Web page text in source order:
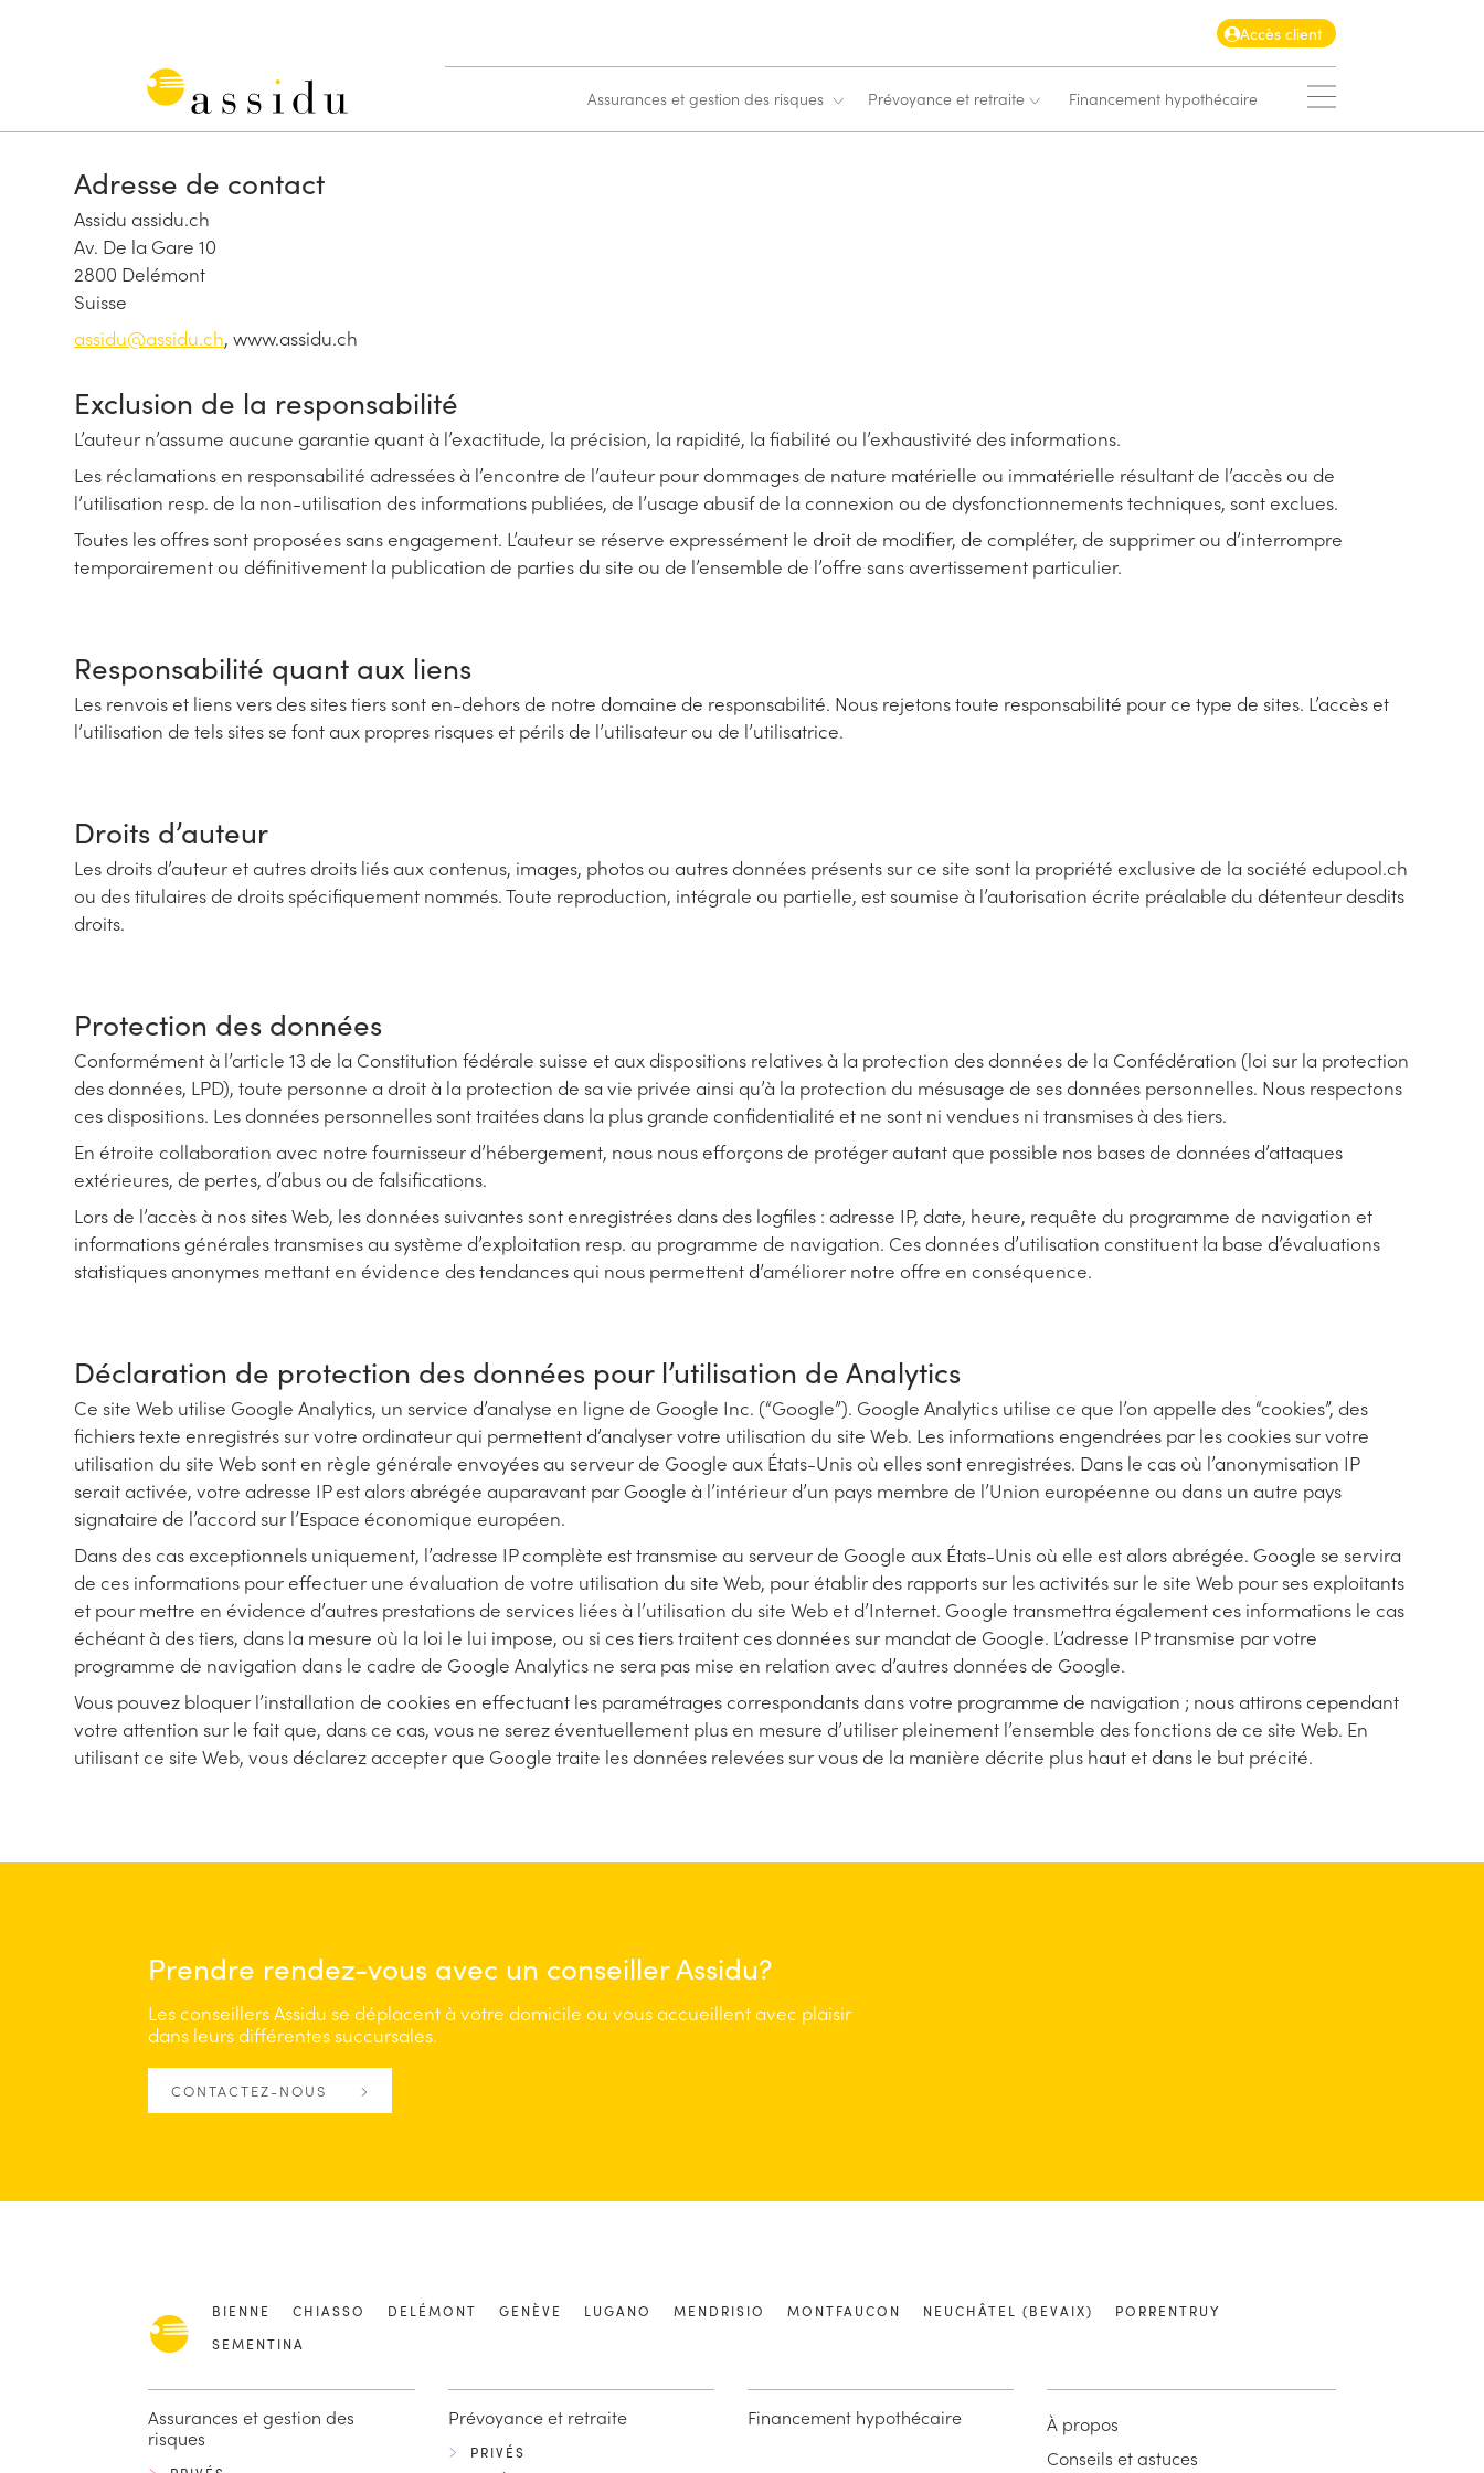
Assurances et gestion des risques Prévoyance et retraite Financement hypothécaire
Accès client
Adresse de contact
Assidu assidu.ch
Av. De la Gare 10
2800 Delémont
Suisse
assidu@assidu.ch, www.assidu.ch
Exclusion de la responsabilité
L’auteur n’assume aucune garantie quant à l’exactitude, la précision, la rapidité, la fiabilité ou l’exhaustivité des informations.
Les réclamations en responsabilité adressées à l’encontre de l’auteur pour dommages de nature matérielle ou immatérielle résultant de l’accès ou de
l’utilisation resp. de la non-utilisation des informations publiées, de l’usage abusif de la connexion ou de dysfonctionnements techniques, sont exclues.
Toutes les offres sont proposées sans engagement. L’auteur se réserve expressément le droit de modifier, de compléter, de supprimer ou d’interrompre
temporairement ou définitivement la publication de parties du site ou de l’ensemble de l’offre sans avertissement particulier.
Responsabilité quant aux liens
Les renvois et liens vers des sites tiers sont en-dehors de notre domaine de responsabilité. Nous rejetons toute responsabilité pour ce type de sites. L’accès et
l’utilisation de tels sites se font aux propres risques et périls de l’utilisateur ou de l’utilisatrice.
Droits d’auteur
Les droits d’auteur et autres droits liés aux contenus, images, photos ou autres données présents sur ce site sont la propriété exclusive de la société edupool.ch
ou des titulaires de droits spécifiquement nommés. Toute reproduction, intégrale ou partielle, est soumise à l’autorisation écrite préalable du détenteur desdits
droits.
Protection des données
Conformément à l’article 13 de la Constitution fédérale suisse et aux dispositions relatives à la protection des données de la Confédération (loi sur la protection
des données, LPD), toute personne a droit à la protection de sa vie privée ainsi qu’à la protection du mésusage de ses données personnelles. Nous respectons
ces dispositions. Les données personnelles sont traitées dans la plus grande confidentialité et ne sont ni vendues ni transmises à des tiers.
En étroite collaboration avec notre fournisseur d’hébergement, nous nous efforçons de protéger autant que possible nos bases de données d’attaques
extérieures, de pertes, d’abus ou de falsifications.
Lors de l’accès à nos sites Web, les données suivantes sont enregistrées dans des logfiles : adresse IP, date, heure, requête du programme de navigation et
informations générales transmises au système d’exploitation resp. au programme de navigation. Ces données d’utilisation constituent la base d’évaluations
statistiques anonymes mettant en évidence des tendances qui nous permettent d’améliorer notre offre en conséquence.
Déclaration de protection des données pour l’utilisation de Analytics
Ce site Web utilise Google Analytics, un service d’analyse en ligne de Google Inc. (“Google”). Google Analytics utilise ce que l’on appelle des “cookies”, des
fichiers texte enregistrés sur votre ordinateur qui permettent d’analyser votre utilisation du site Web. Les informations engendrées par les cookies sur votre
utilisation du site Web sont en règle générale envoyées au serveur de Google aux États-Unis où elles sont enregistrées. Dans le cas où l’anonymisation IP
serait activée, votre adresse IP est alors abrégée auparavant par Google à l’intérieur d’un pays membre de l’Union européenne ou dans un autre pays
signataire de l’accord sur l’Espace économique européen.
Dans des cas exceptionnels uniquement, l’adresse IP complète est transmise au serveur de Google aux États-Unis où elle est alors abrégée. Google se servira
de ces informations pour effectuer une évaluation de votre utilisation du site Web, pour établir des rapports sur les activités sur le site Web pour ses exploitants
et pour mettre en évidence d’autres prestations de services liées à l’utilisation du site Web et d’Internet. Google transmettra également ces informations le cas
échéant à des tiers, dans la mesure où la loi le lui impose, ou si ces tiers traitent ces données sur mandat de Google. L’adresse IP transmise par votre
programme de navigation dans le cadre de Google Analytics ne sera pas mise en relation avec d’autres données de Google.
Vous pouvez bloquer l’installation de cookies en effectuant les paramétrages correspondants dans votre programme de navigation ; nous attirons cependant
votre attention sur le fait que, dans ce cas, vous ne serez éventuellement plus en mesure d’utiliser pleinement l’ensemble des fonctions de ce site Web. En
utilisant ce site Web, vous déclarez accepter que Google traite les données relevées sur vous de la manière décrite plus haut et dans le but précité.
Prendre rendez-vous avec un conseiller Assidu?
Les conseillers Assidu se déplacent à votre domicile ou vous accueillent avec plaisir
dans leurs différentes succursales.
CONTACTEZ-NOUS
BIENNE CHIASSO DELÉMONT GENÈVE LUGANO MENDRISIO MONTFAUCON NEUCHÂTEL (BEVAIX)
PORRENTRUY
SEMENTINA
Assurances et gestion des
risques
Prévoyance et retraite
PRIVÉS
Financement hypothécaire
À propos
Conseils et astuces